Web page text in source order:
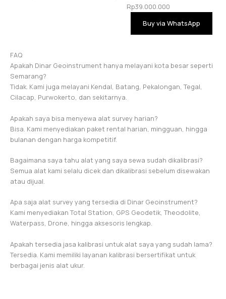
Rp39.000.000
Buy via WhatsApp
FAQ
Apakah Dinar Geoinstrument hanya melayani kota besar seperti
Semarang?
Tidak. Kami juga melayani Kendal, Batang, Pekalongan, Tegal,
Cilacap, Purwokerto, dan sekitarnya.
Apakah saya bisa menyewa alat survey harian?
Bisa. Kami menyediakan paket rental harian, mingguan, hingga
bulanan dengan harga kompetitif.
Bagaimana saya tahu alat yang saya sewa sudah dikalibrasi?
Semua alat kami selalu dicek dan dikalibrasi sebelum disewakan
atau dijual.
Apa saja alat survey yang tersedia di Dinar Geoinstrument?
Kami menyediakan Total Station, GPS Geodetik, Theodolite,
Waterpass, Drone, hingga aksesoris lengkap.
Apakah tersedia jasa kalibrasi untuk alat saya yang sudah lama?
Tersedia. Kami memiliki layanan kalibrasi bersertifikat untuk
berbagai jenis alat ukur.